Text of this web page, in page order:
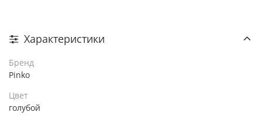
Характеристики
Бренд
Pinko
Цвет
голубой